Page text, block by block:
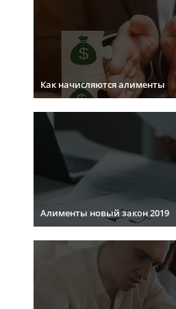
Как начисляются алименты
Алименты новый закон 2019